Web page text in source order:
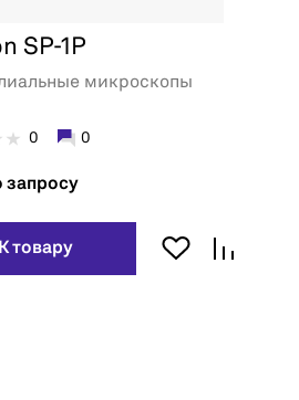
SP-1P
микроскопы
0 0
запросу
К товару